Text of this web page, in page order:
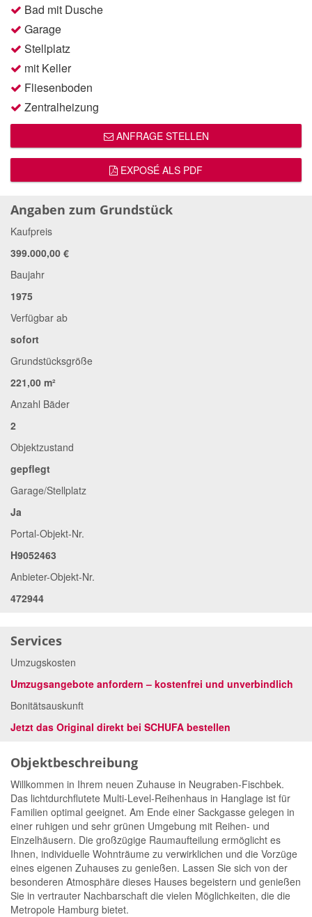
Bad mit Dusche
Garage
Stellplatz
mit Keller
Fliesenboden
Zentralheizung
ANFRAGE STELLEN
EXPOSÉ ALS PDF
Angaben zum Grundstück
Kaufpreis
399.000,00 €
Baujahr
1975
Verfügbar ab
sofort
Grundstücksgröße
221,00 m²
Anzahl Bäder
2
Objektzustand
gepflegt
Garage/Stellplatz
Ja
Portal-Objekt-Nr.
H9052463
Anbieter-Objekt-Nr.
472944
Services
Umzugskosten
Umzugsangebote anfordern – kostenfrei und unverbindlich
Bonitätsauskunft
Jetzt das Original direkt bei SCHUFA bestellen
Objektbeschreibung
Willkommen in Ihrem neuen Zuhause in Neugraben-Fischbek.
Das lichtdurchflutete Multi-Level-Reihenhaus in Hanglage ist für
Familien optimal geeignet. Am Ende einer Sackgasse gelegen in
einer ruhigen und sehr grünen Umgebung mit Reihen- und
Einzelhäusern. Die großzügige Raumaufteilung ermöglicht es
Ihnen, individuelle Wohnträume zu verwirklichen und die Vorzüge
eines eigenen Zuhauses zu genießen. Lassen Sie sich von der
besonderen Atmosphäre dieses Hauses begeistern und genießen
Sie in vertrauter Nachbarschaft die vielen Möglichkeiten, die die
Metropole Hamburg bietet.